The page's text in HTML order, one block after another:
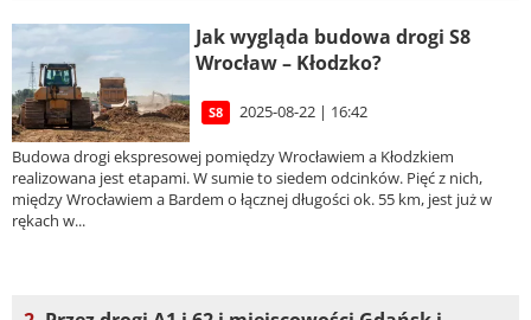
Jak wygląda budowa drogi S8
Wrocław – Kłodzko?
S8 2025-08-22 | 16:42
Budowa drogi ekspresowej pomiędzy Wrocławiem a Kłodzkiem
realizowana jest etapami. W sumie to siedem odcinków. Pięć z nich,
między Wrocławiem a Bardem o łącznej długości ok. 55 km, jest już w
rękach w...